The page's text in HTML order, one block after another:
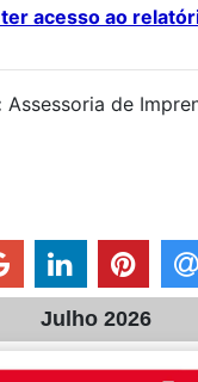
acesso ao
Assessoria de
Julho 2026